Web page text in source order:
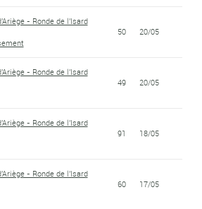
- Ronde de l'Isard
50 20/05
- Ronde de l'Isard
49 20/05
- Ronde de l'Isard
91 18/05
- Ronde de l'Isard
60 17/05